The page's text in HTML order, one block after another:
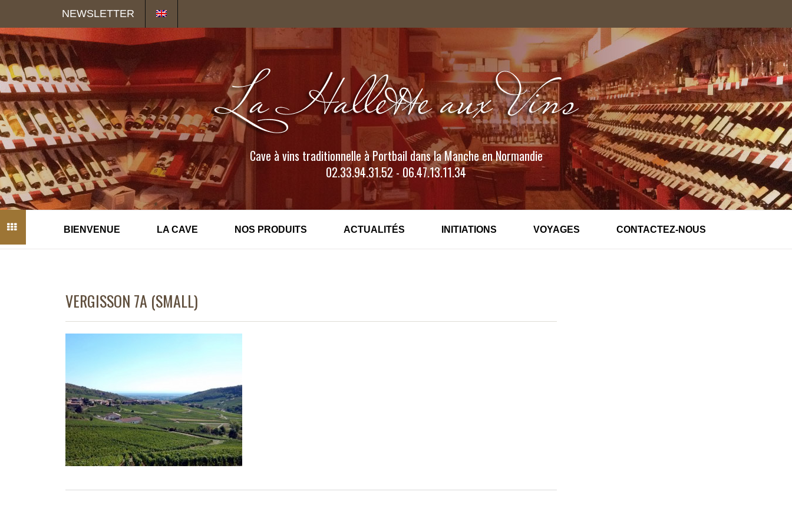
NEWSLETTER
Cave à vins traditionnelle à Portbail dans la Manche en Normandie
02.33.94.31.52 - 06.47.13.11.34
BIENVENUE LA CAVE NOS PRODUITS ACTUALITÉS INITIATIONS VOYAGES CONTACTEZ-NOUS
VERGISSON 7A (SMALL)
Panneau de gestion des cookies